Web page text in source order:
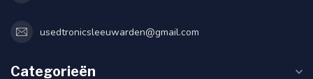
usedtronicsleeuwarden@gmail.com
Categorieën